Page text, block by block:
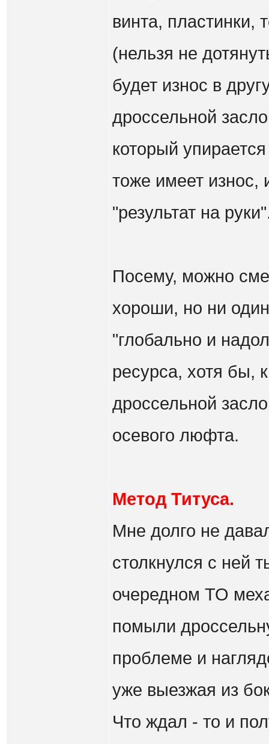
винта, пластинки,
(нельзя не
будет износ в
дроссельной
который
тоже имеет
"результат на
Посему, можно
хороши, но ни
"глобально и
ресурса, хотя бы,
дроссельной
осевого люфта.
Метод Титуса.
Мне долго не
столкнулся с ней
очередном ТО
помыли
проблеме и
уже выезжая из
Что ждал - то и